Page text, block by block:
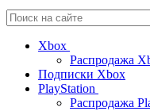
Xbox
Распродажа
Подписки Xbox
PlayStation
Распродажа